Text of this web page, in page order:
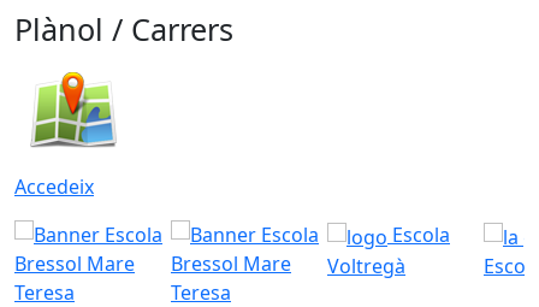
Plànol / Carrers
Accedeix
Escola
Voltregà